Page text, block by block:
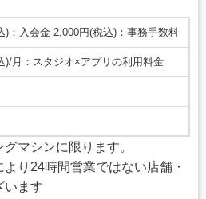
)：入会金 2,000円(税込)：事務手数料
)/月：スタジオ×アプリの利用料金
マシンに限ります。
り24時間営業ではない店舗・
います